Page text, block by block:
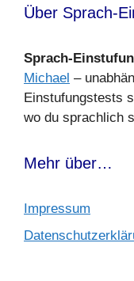
Über Sprach-
Sprach-
Michael –
Einstufungstests
wo du sprachlich
Mehr über…
Impressum